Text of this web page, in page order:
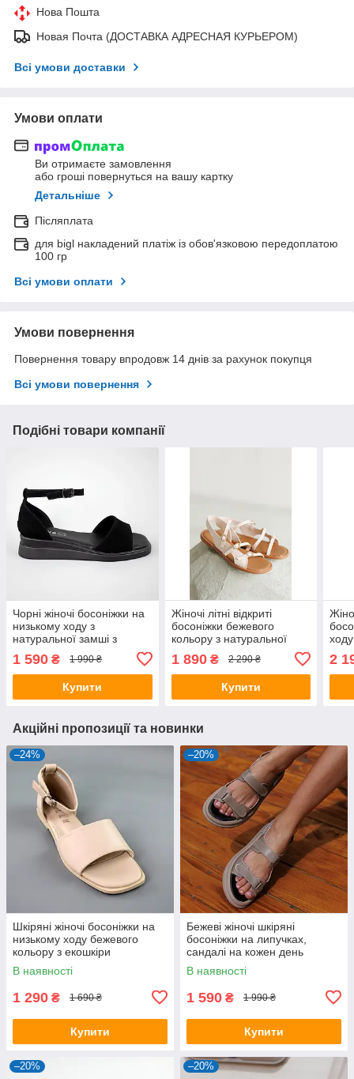
Нова Пошта
Новая Почта (ДОСТАВКА АДРЕСНАЯ КУРЬЕРОМ)
Всі умови доставки
Умови оплати
Ви отримаєте замовлення
або гроші повернуться на вашу картку
Детальніше
Післяплата
для bigl накладений платіж із обов'язковою передоплатою
100 гр
Всі умови оплати
Умови повернення
Повернення товару впродовж 14 днів за рахунок покупця
Всі умови повернення
Подібні товари компанії
Чорні жіночі босоніжки на
низькому ходу з
натуральної замші з
1 590 ₴ 1 990 ₴
Купити
Жіночі літні відкриті
босоніжки бежевого
кольору з натуральної
1 890₴ 2 290 ₴
Купити
2
Акційні пропозиції та новинки
–24%
Шкіряні жіночі босоніжки на
низькому ходу бежевого
кольору з екошкіри
В наявності
1 290 ₴ 1 690 ₴
Купити
–20%
Бежеві жіночі шкіряні
босоніжки на липучках,
сандалі на кожен день
В наявності
1 590 ₴ 1 990 ₴
Купити
–20% –20%